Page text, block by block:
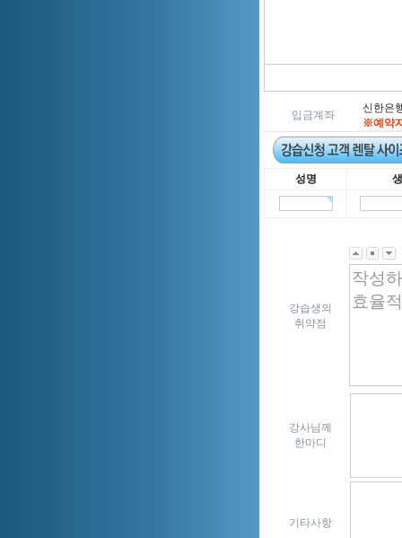
입금계좌
신한은
※예약
성명
강습생의
취약점
강사님께
한마디
기타사항